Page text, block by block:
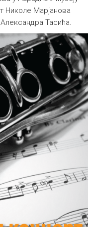
Николе Марјанова
Тасића.